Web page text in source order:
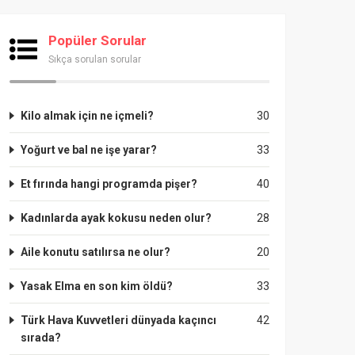
Popüler Sorular
Sıkça sorulan sorular
30
Kilo almak için ne içmeli?
33
Yoğurt ve bal ne işe yarar?
40
Et fırında hangi programda pişer?
28
Kadınlarda ayak kokusu neden olur?
20
Aile konutu satılırsa ne olur?
33
Yasak Elma en son kim öldü?
42
Türk Hava Kuvvetleri dünyada kaçıncı
sırada?